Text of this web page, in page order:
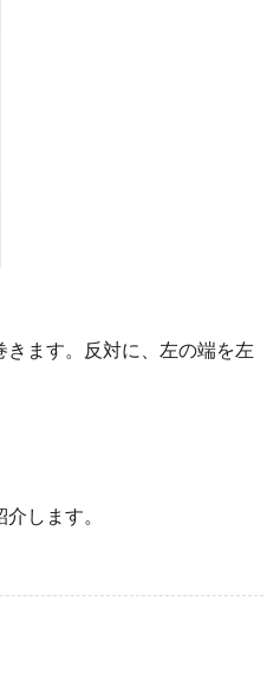
ます。反対に、左の端を左
します。